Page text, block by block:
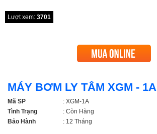
Lượt xem: 3701
MÁY BƠM LY TÂM XGM - 1A
Mã SP
: XGM-1A
Tình Trạng
: Còn Hàng
Bảo Hành
: 12 Tháng